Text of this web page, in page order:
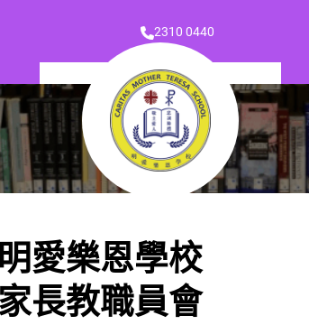
2310 0440
明愛樂恩學校
家長教職員會